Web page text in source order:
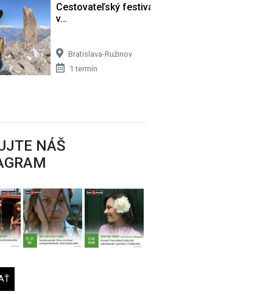
Cestovateľský festival Cestou necestou
v…
Bratislava-Ružinov
1 termín
NÁŠ